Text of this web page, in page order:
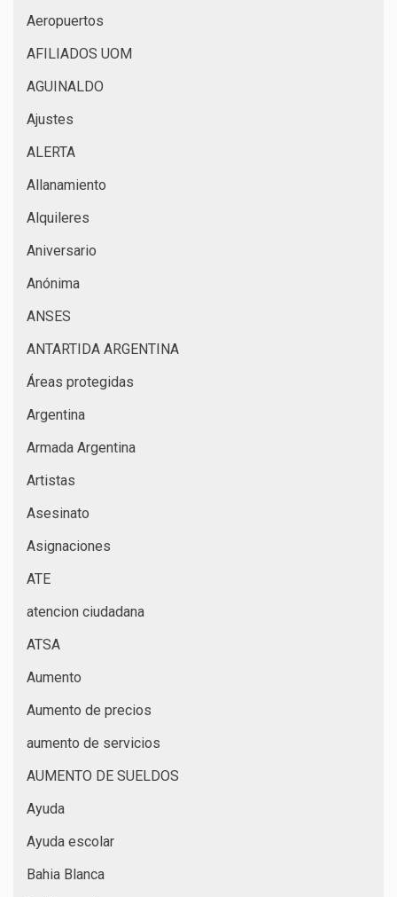
Aeropuertos
AFILIADOS UOM
AGUINALDO
Ajustes
ALERTA
Allanamiento
Alquileres
Aniversario
Anónima
ANSES
ANTARTIDA ARGENTINA
Áreas protegidas
Argentina
Armada Argentina
Artistas
Asesinato
Asignaciones
ATE
atencion ciudadana
ATSA
Aumento
Aumento de precios
aumento de servicios
AUMENTO DE SUELDOS
Ayuda
Ayuda escolar
Bahia Blanca